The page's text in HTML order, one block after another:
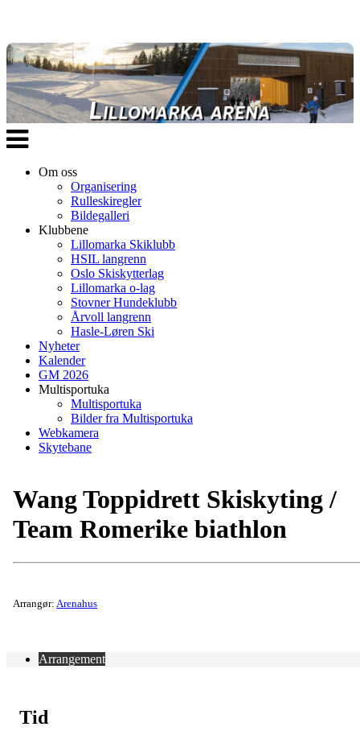
Veksle
navigasjon
Om oss
Organisering
Rulleskiregler
Bildegalleri
Klubbene
Lillomarka Skiklubb
HSIL langrenn
Oslo Skiskytterlag
Lillomarka o-lag
Stovner Hundeklubb
Årvoll langrenn
Hasle-Løren Ski
Nyheter
Kalender
GM 2026
Multisportuka
Multisportuka
Bilder fra Multisportuka
Webkamera
Skytebane
Wang Toppidrett Skiskyting /
Team Romerike biathlon
Arrangør: Arenahus
Arrangement
Tid